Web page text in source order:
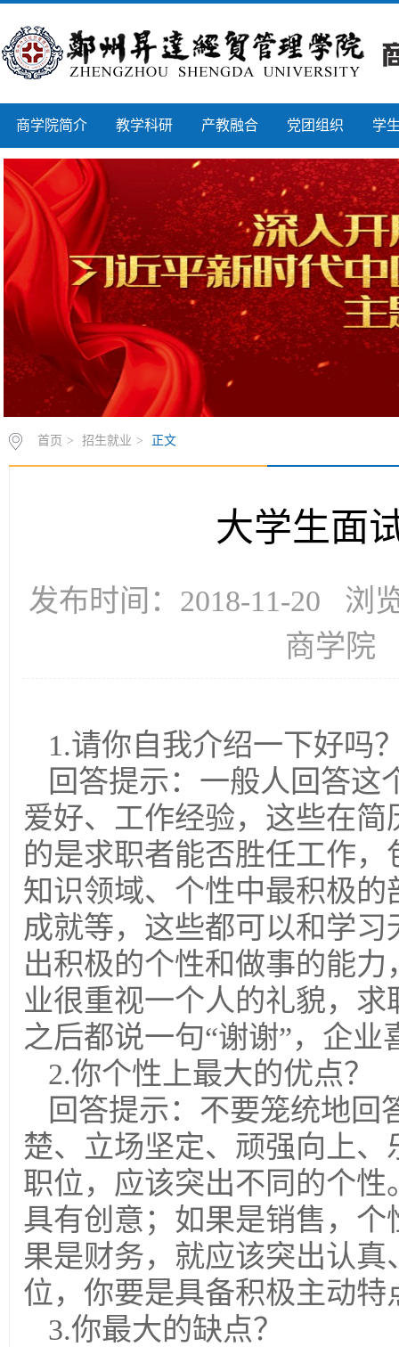
商学院简介 教学科研 产教融合 党团组织 学
首页 > 招生就业 > 正文
大学生面
发布时间：2018-11-20 浏
商学院
1.请你自我介绍一下好吗
回答提示：一般人回答这
爱好、工作经验，这些在
的是求职者能否胜任工作
知识领域、个性中最积极
成就等，这些都可以和学
出积极的个性和做事的能
业很重视一个人的礼貌，
之后都说一句“谢谢”，企
2.你个性上最大的优点？
回答提示：不要笼统地回
楚、立场坚定、顽强向上
职位，应该突出不同的个
具有创意；如果是销售，
果是财务，就应该突出认
位，你要是具备积极主动
3.你最大的缺点？